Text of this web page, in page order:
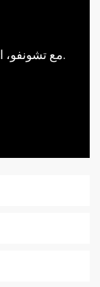
مع تشونفو، اجلب قوة وهدوء الطبيعة إلى منزلك.